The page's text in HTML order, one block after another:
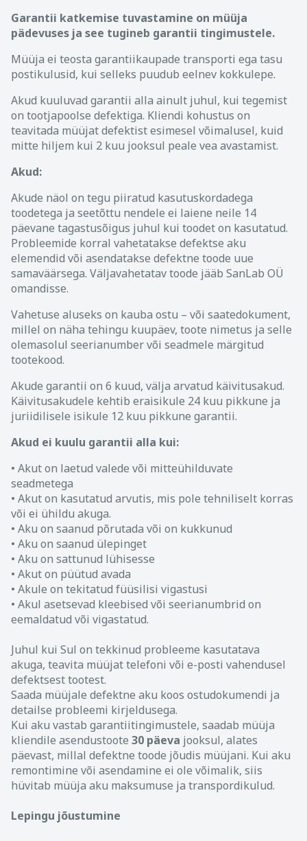
Garantii katkemise tuvastamine on müüja
pädevuses ja see tugineb garantii tingimustele.
Müüja ei teosta garantiikaupade transporti ega tasu
postikulusid, kui selleks puudub eelnev kokkulepe.
Akud kuuluvad garantii alla ainult juhul, kui tegemist
on tootjapoolse defektiga. Kliendi kohustus on
teavitada müüjat defektist esimesel võimalusel, kuid
mitte hiljem kui 2 kuu jooksul peale vea avastamist.
Akud:
Akude näol on tegu piiratud kasutuskordadega
toodetega ja seetõttu nendele ei laiene neile 14
päevane tagastusõigus juhul kui toodet on kasutatud.
Probleemide korral vahetatakse defektse aku
elemendid või asendatakse defektne toode uue
samaväärsega. Väljavahetatav toode jääb SanLab OÜ
omandisse.
Vahetuse aluseks on kauba ostu – või saatedokument,
millel on näha tehingu kuupäev, toote nimetus ja selle
olemasolul seerianumber või seadmele märgitud
tootekood.
Akude garantii on 6 kuud, välja arvatud käivitusakud.
Käivitusakudele kehtib eraisikule 24 kuu pikkune ja
juriidilisele isikule 12 kuu pikkune garantii.
Akud ei kuulu garantii alla kui:
• Akut on laetud valede või mitteühilduvate
seadmetega
• Akut on kasutatud arvutis, mis pole tehniliselt korras
või ei ühildu akuga.
• Aku on saanud põrutada või on kukkunud
• Aku on saanud ülepinget
• Aku on sattunud lühisesse
• Akut on püütud avada
• Akule on tekitatud füüsilisi vigastusi
• Akul asetsevad kleebised või seerianumbrid on
eemaldatud või vigastatud.
Juhul kui Sul on tekkinud probleeme kasutatava
akuga, teavita müüjat telefoni või e-posti vahendusel
defektsest tootest.
Saada müüjale defektne aku koos ostudokumendi ja
detailse probleemi kirjeldusega.
Kui aku vastab garantiitingimustele, saadab müüja
kliendile asendustoote 30 päeva jooksul, alates
päevast, millal defektne toode jõudis müüjani. Kui aku
remontimine või asendamine ei ole võimalik, siis
hüvitab müüja aku maksumuse ja transpordikulud.
Lepingu jõustumine